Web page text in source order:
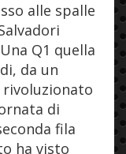
alle spalle
Q1 quella
da un
di
fila
ha visto